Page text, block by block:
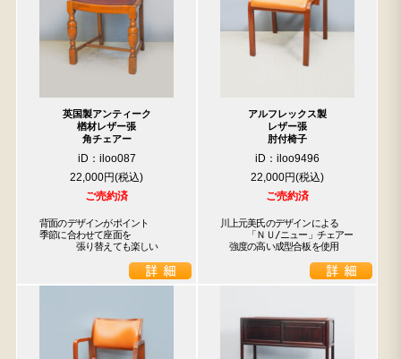
英国製アンティーク
楢材レザー張
角チェアー
iD：iloo087
22,000円
ご売約済
背面のデザインがポイント
季節に合わせて座面を
張り替えても楽しい
アルフレックス製
レザー張
肘付椅子
iD：iloo9496
22,000円
ご売約済
川上元美氏のデザインによる
「ＮＵ/ニュー」チェアー
強度の高い成型合板を使用